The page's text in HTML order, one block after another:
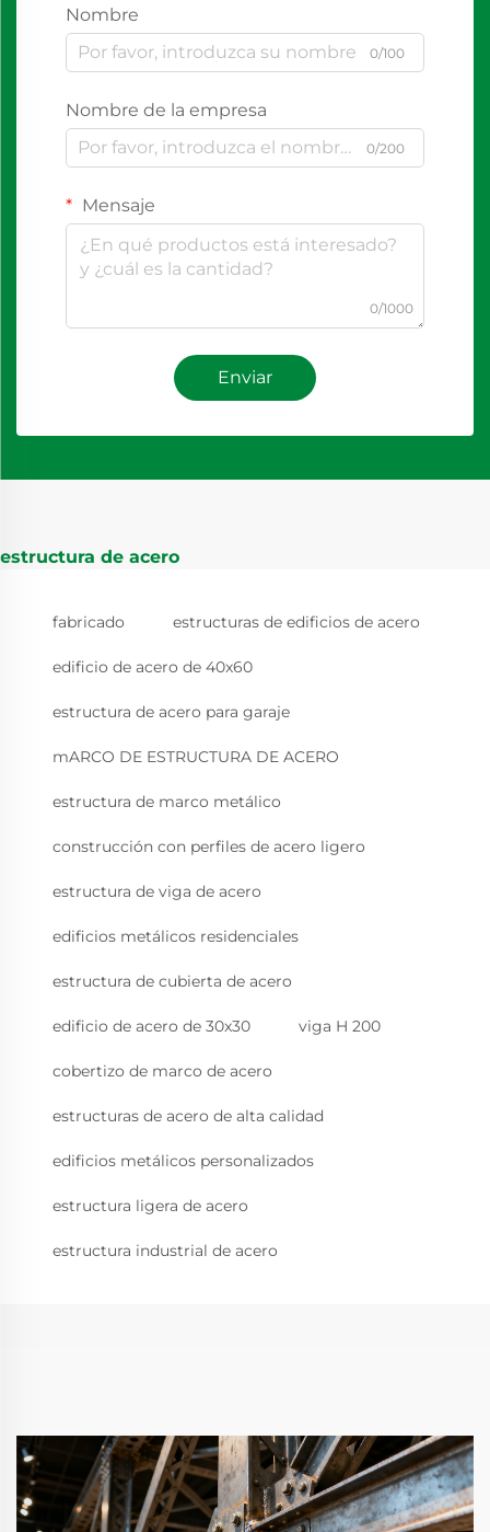
Nombre
0/100
Nombre de la empresa
0/200
Mensaje
0/1000
Enviar
estructura de acero
fabricado estructuras de edificios de acero
edificio de acero de 40x60
estructura de acero para garaje
mARCO DE ESTRUCTURA DE ACERO
estructura de marco metálico
construcción con perfiles de acero ligero
estructura de viga de acero
edificios metálicos residenciales
estructura de cubierta de acero
edificio de acero de 30x30 viga H 200
cobertizo de marco de acero
estructuras de acero de alta calidad
edificios metálicos personalizados
estructura ligera de acero
estructura industrial de acero